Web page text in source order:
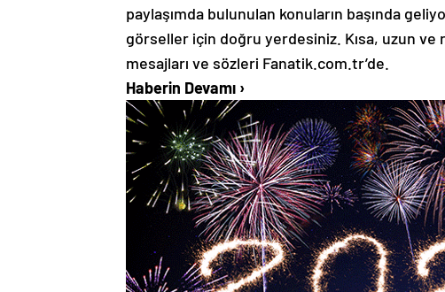
paylaşımda bulunulan konuların başında
görseller için doğru yerdesiniz. Kısa, uzun ve
mesajları ve sözleri Fanatik.com.tr’de.
Haberin Devamı ›